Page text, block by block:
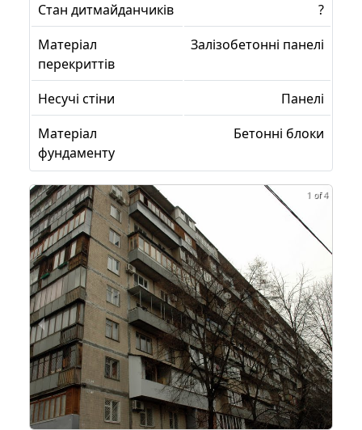
Стан дитмайданчиків
?
Матеріал
перекриттів
Залізобетонні панелі
Несучі стіни
Панелі
Матеріал
фундаменту
Бетонні блоки
1 of 4